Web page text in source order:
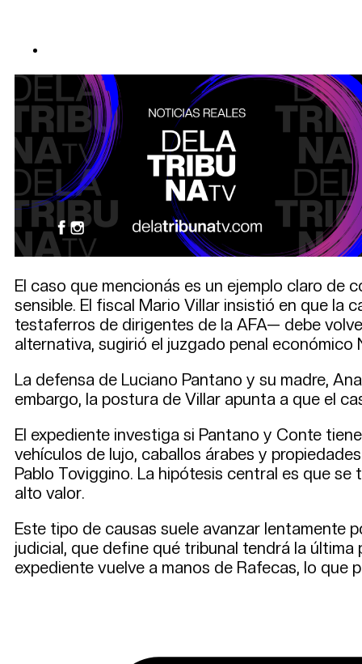
El caso que mencionás es un ejemplo claro de
sensible. El fiscal Mario Villar insistió en que la
testaferros de dirigentes de la AFA— debe
alternativa, sugirió el juzgado penal económico
La defensa de Luciano Pantano y su madre,
embargo, la postura de Villar apunta a que el
El expediente investiga si Pantano y Conte
vehículos de lujo, caballos árabes y
Pablo Toviggino. La hipótesis central es que
alto valor.
Este tipo de causas suele avanzar lentamente
judicial, que define qué tribunal tendrá la
expediente vuelve a manos de Rafecas, lo que